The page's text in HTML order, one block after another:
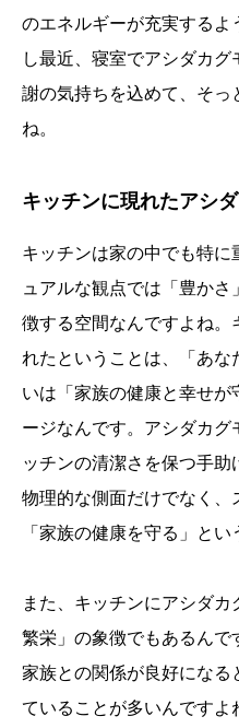
のエネルギーが充実するよ
し最近、寝室でアシダカ
謝の気持ちを込めて、そっ
ね。
キッチンに現れたアシ
キッチンは家の中でも特
ュアルな観点では「豊か
徴する空間なんですよね
れたということは、「あな
いは「家族の健康と幸せ
ージなんです。アシダカグ
ッチンの清潔さを保つ手助
物理的な側面だけでなく、
「家族の健康を守る」とい
また、キッチンにアシダ
繁栄」の象徴でもあるんで
家族との関係が良好にな
ていることが多いんですよ